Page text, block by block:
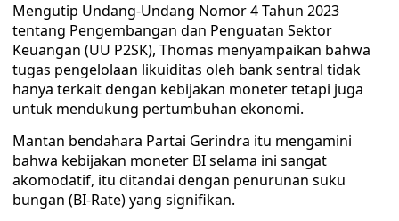
Mengutip Undang-Undang Nomor 4 Tahun 2023
tentang Pengembangan dan Penguatan Sektor
Keuangan (UU P2SK), Thomas menyampaikan bahwa
tugas pengelolaan likuiditas oleh bank sentral tidak
hanya terkait dengan kebijakan moneter tetapi juga
untuk mendukung pertumbuhan ekonomi.
Mantan bendahara Partai Gerindra itu mengamini
bahwa kebijakan moneter BI selama ini sangat
akomodatif, itu ditandai dengan penurunan suku
bungan (BI-Rate) yang signifikan.